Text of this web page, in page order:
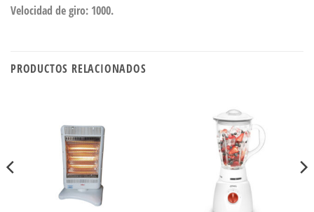
Velocidad de giro: 1000.
PRODUCTOS RELACIONADOS